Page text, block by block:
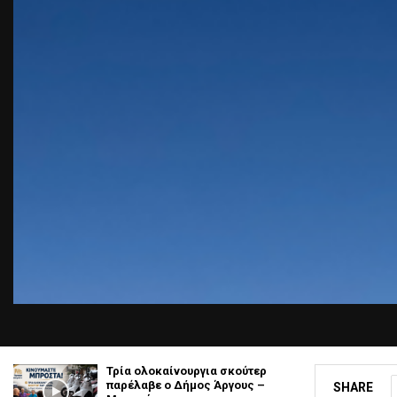
SHARE
Τρία ολοκαίνουργια σκούτερ
παρέλαβε o Δήμος Άργους –